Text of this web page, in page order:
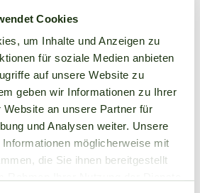
Cookies
um Inhalte und Anzeigen zu
für soziale Medien anbieten
auf unsere Website zu
geben wir Informationen zu Ihrer
Website an unsere Partner für
und Analysen weiter. Unsere
möglicherweise mit
die Sie ihnen bereitgestellt